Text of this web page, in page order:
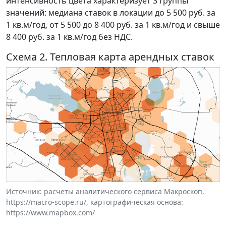
значений: медиана ставок в локации до 5 500 руб. за
1 кв.м/год, от 5 500 до 8 400 руб. за 1 кв.м/год и свыше
8 400 руб. за 1 кв.м/год без НДС.
Схема 2. Тепловая карта арендных ставок
Источник: расчеты аналитического сервиса Макроскоп,
https://macro-scope.ru/, картографическая основа:
https://www.mapbox.com/